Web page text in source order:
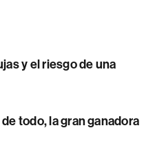
y el riesgo de una
todo, la gran ganadora